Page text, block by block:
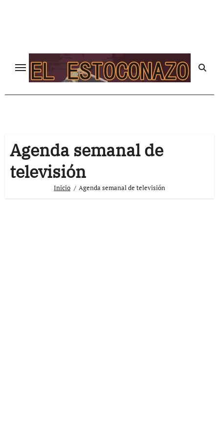
Agenda semanal de
televisión
Inicio Agenda semanal de televisión